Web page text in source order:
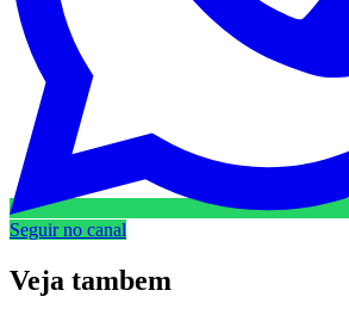
Seguir no canal
Veja tambem